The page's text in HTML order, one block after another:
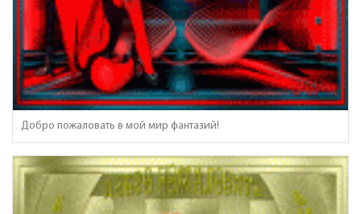
Добро пожаловать в мой мир фантазий!